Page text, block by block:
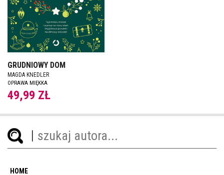
GRUDNIOWY DOM
MAGDA KNEDLER
OPRAWA MIĘKKA
49,99 ZŁ
HOME